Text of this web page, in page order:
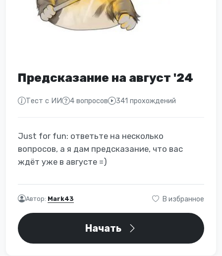
Предсказание на август '24
Тест с ИИ 4 вопросов 341 прохождений
Just for fun: ответьте на несколько
вопросов, а я дам предсказание, что вас
ждёт уже в августе =)
Автор: Mark43 В избранное
Начать